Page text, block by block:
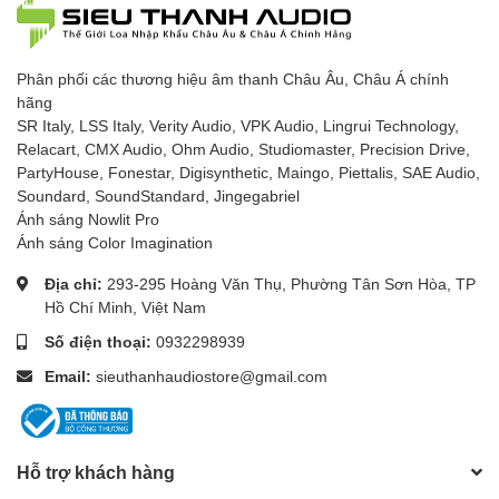
Phân phối các thương hiệu âm thanh Châu Âu, Châu Á chính
hãng
SR Italy, LSS Italy, Verity Audio, VPK Audio, Lingrui Technology,
Relacart, CMX Audio, Ohm Audio, Studiomaster, Precision Drive,
PartyHouse, Fonestar, Digisynthetic, Maingo, Piettalis, SAE Audio,
Soundard, SoundStandard, Jingegabriel
Ánh sáng Nowlit Pro
Ánh sáng Color Imagination
Địa chỉ: 293-295 Hoàng Văn Thụ, Phường Tân Sơn Hòa, TP
Hồ Chí Minh, Việt Nam
Số điện thoại: 0932298939
Email: sieuthanhaudiostore@gmail.com
Hỗ trợ khách hàng